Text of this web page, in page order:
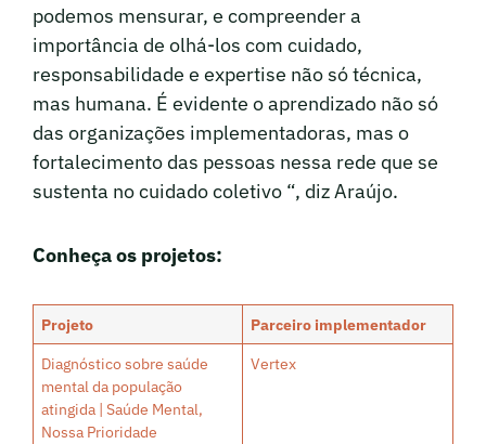
podemos mensurar, e compreender a
importância de olhá-los com cuidado,
responsabilidade e expertise não só técnica,
mas humana. É evidente o aprendizado não só
das organizações implementadoras, mas o
fortalecimento das pessoas nessa rede que se
sustenta no cuidado coletivo “, diz Araújo.
Conheça os projetos:
Projeto
Parceiro implementador
Diagnóstico sobre saúde
mental da população
atingida | Saúde Mental,
Nossa Prioridade
Vertex